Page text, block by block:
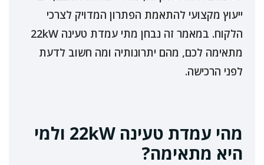
ייעוץ מקצועי להתאמת הפתרון המדויק לצרכי
הלקוח. במאמר זה נבחן מתי עמדת טעינה 22kW
מתאימה לכם, מהם יתרונותיה ומה חשוב לדעת
לפני הרכישה.
מהי עמדת טעינה 22kW ולמי
היא מתאימה?